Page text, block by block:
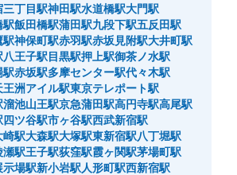
三丁目駅神田駅水道橋駅大門駅
駅飯田橋駅蒲田駅九段下駅五反田駅
駅神保町駅赤羽駅赤坂見附駅大井町駅
八王子駅目黒駅押上駅御茶ノ水駅
駅赤坂駅多摩センター駅代々木駅
王洲アイル駅東京テレポート駅
溜池山王駅京急蒲田駅高円寺駅高尾駅
四ツ谷駅市ヶ谷駅西武新宿駅
崎駅大森駅大塚駅東新宿駅八丁堀駅
瀬駅王子駅荻窪駅霞ヶ関駅茅場町駅
示場駅新小岩駅 人形町駅西新宿駅